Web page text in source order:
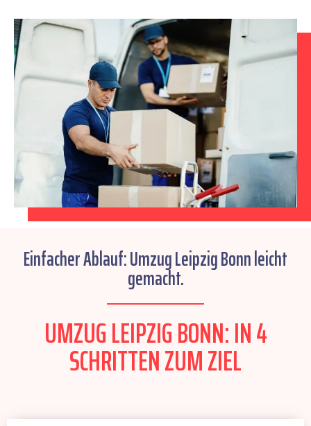
Einfacher Ablauf: Umzug Leipzig Bonn leicht
gemacht.
UMZUG LEIPZIG BONN: IN 4
SCHRITTEN ZUM ZIEL